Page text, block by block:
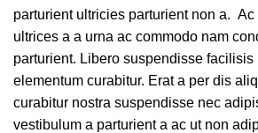
parturient ultricies parturient non a. Ac
ultrices a a urna ac commodo nam
parturient. Libero suspendisse facilisis
elementum curabitur. Erat a per dis
curabitur nostra suspendisse nec
vestibulum a parturient a ac ut non